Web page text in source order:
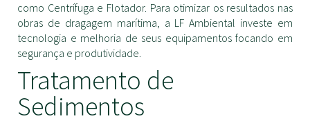
como Centrífuga e Flotador. Para otimizar os resultados nas
obras de dragagem marítima, a LF Ambiental investe em
tecnologia e melhoria de seus equipamentos focando em
segurança e produtividade.
Tratamento de
Sedimentos